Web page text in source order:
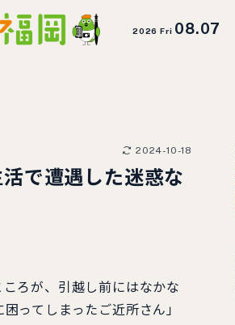
2026 Fri 08.07
2024-10-18
で遭遇した迷惑な
ろが、引越し前にはなかな
ってしまったご近所さん」